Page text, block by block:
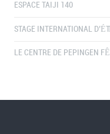
ESPACE TAIJI 140
STAGE INTERNATIONAL
LE CENTRE DE PEPINGEN